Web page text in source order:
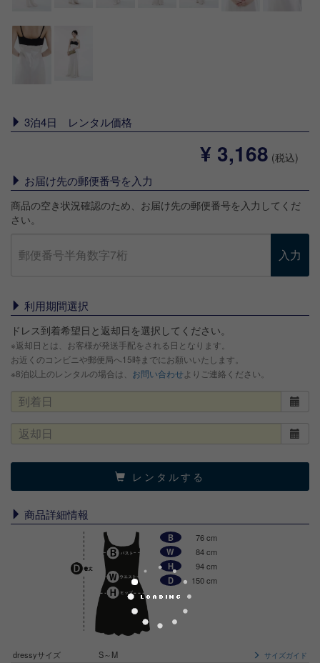
3泊4日 レンタル価格
¥ 3,168 (税込)
お届け先の郵便番号を入力
商品の空き状況確認のため、お届け先の郵便番号を入力してくだ
さい。
入力
利用期間選択
ドレス到着希望日と返却日を選択してください。
※返却日とは、お客様が発送手配をされる日となります。
お近くのコンビニや郵便局へ15時までにお願いいたします。
※8泊以上のレンタルの場合は、 お問い合わせ よりご連絡ください。
レンタルする
商品詳細情報
B
76 cm
W
84 cm
H
94 cm
D
150 cm
dressyサイズ S～M サイズガイド